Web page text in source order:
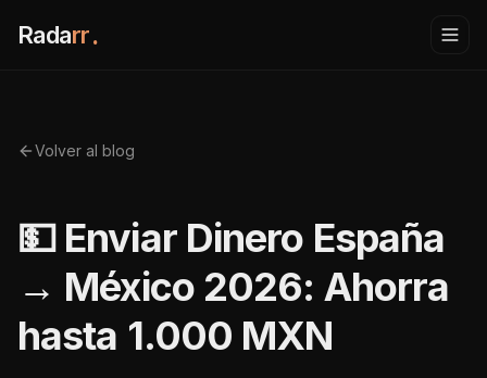
Radarr.
Volver al blog
💵 Enviar Dinero España
→ México 2026: Ahorra
hasta 1.000 MXN